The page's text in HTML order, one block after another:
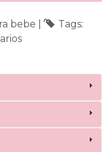
bebe
Tags: